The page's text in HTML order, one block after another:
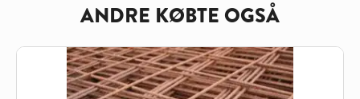
ANDRE KØBTE OGSÅ